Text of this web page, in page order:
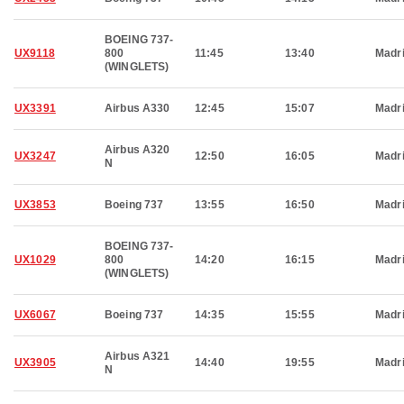
UX9118
BOEING 737-
800
(WINGLETS)
11:45 13:40
UX3391 Airbus A330 12:45 15:07
UX3247
Airbus A320
N
12:50 16:05
UX3853 Boeing 737 13:55 16:50
UX1029
BOEING 737-
800
(WINGLETS)
14:20 16:15
UX6067 Boeing 737 14:35 15:55
UX3905
Airbus A321
N
14:40 19:55